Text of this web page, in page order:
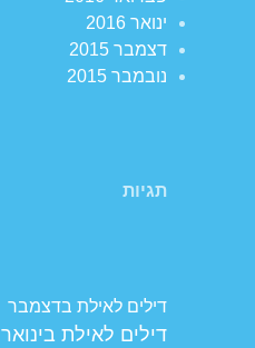
ינואר 2016
דצמבר 2015
נובמבר 2015
תגיות
דילים לאילת בדצמבר
דילים לאילת בינואר